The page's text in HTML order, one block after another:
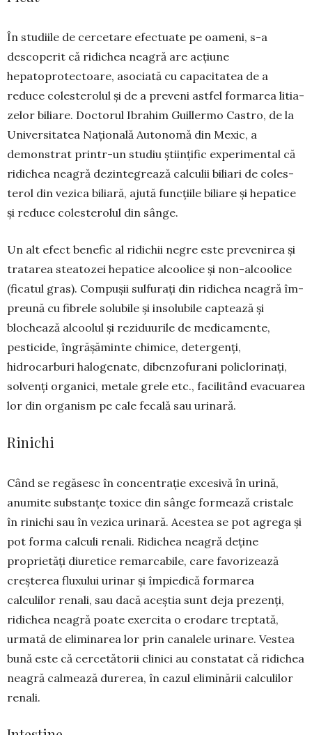
În studiile de cercetare efectuate pe oameni, s-a
descoperit că ridichea neagră are acțiune
hepatoprotectoare, asociată cu capacitatea de a
reduce colesterolul și de a preveni astfel formarea litia­
zelor biliare. Doctorul Ibrahim Guillermo Castro, de la
Uni­versitatea Națională Autonomă din Mexic, a
demonstrat prin­tr-un studiu științific experimental că
ridichea neagră dezinte­grează calculii biliari de coles­
terol din vezica biliară, ajută funcțiile biliare și hepatice
și reduce co­lesterolul din sânge.
Un alt efect benefic al ridi­chii negre este prevenirea și
tra­tarea steatozei hepatice al­coolice și non-alcoolice
(ficatul gras). Compușii sulfurați din ridichea neagră îm­
preună cu fibrele solubile și insolubile captează și
blochează alcoolul și re­ziduurile de medica­men­te,
pesticide, îngrășă­min­te chimice, deter­genți,
hidrocarburi halo­genate, dibenzofurani po­liclo­ri­naţi,
solvenţi organici, metale grele etc., facilitând evacuarea
lor din organism pe cale fecală sau urinară.
Rinichi
Când se regăsesc în concentrație excesivă în urină,
anumite substanțe toxice din sânge for­mează cristale
în rinichi sau în vezica urinară. Acestea se pot agrega și
pot forma calculi renali. Ridichea neagră deține
proprietăți diuretice remarcabile, care favorizează
creșterea fluxului urinar și împiedică formarea
calculilor renali, sau dacă aceștia sunt deja prezenți,
ridichea neagră poate exercita o erodare treptată,
urmată de eli­minarea lor prin canalele urinare. Vestea
bună este că cercetătorii clinici au constatat că ridichea
neagră calmează durerea, în cazul eliminării cal­culilor
renali.